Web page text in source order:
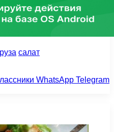
салат
WhatsApp Telegram